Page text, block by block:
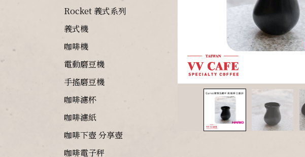
Rocket 義式系列
義式機
咖啡機
電動磨豆機
手搖磨豆機
咖啡濾杯
咖啡濾紙
咖啡下壺 分享壺
咖啡電子秤